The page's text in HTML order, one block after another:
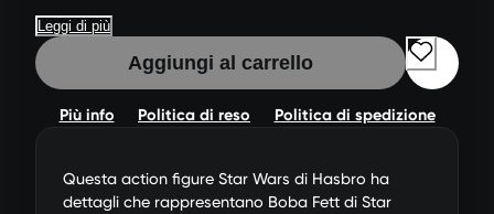
Wars, che permettono ad appassionati e appassionate
di ricreare scene galattiche rispettando fedelmente i
fumetti, i film, le serie e altro di Star Wars.
Leggi di più
Aggiungi al carrello
Più info Politica di reso Politica di spedizione
Questa action figure Star Wars di Hasbro ha
dettagli che rappresentano Boba Fett di Star